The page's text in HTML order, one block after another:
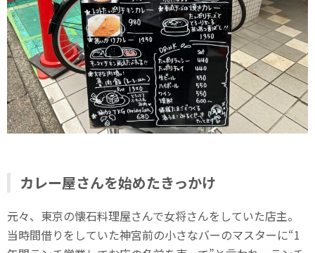
カレー屋さんを始めたきっかけ
元々、東京の懐石料理屋さんで女将さんをしていた店主。
当時間借りをしていた神宮前の小さなバーのマスターに“1